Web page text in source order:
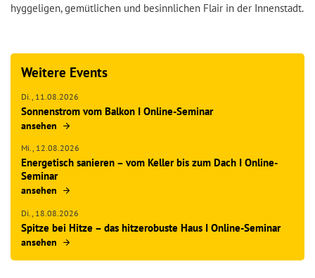
hyggeligen, gemütlichen und besinnlichen Flair in der Innenstadt.
Weitere Events
Di., 11.08.2026
Sonnenstrom vom Balkon I Online-Seminar
ansehen
Mi., 12.08.2026
Energetisch sanieren – vom Keller bis zum Dach I Online-
Seminar
ansehen
Di., 18.08.2026
Spitze bei Hitze – das hitzerobuste Haus I Online-Seminar
ansehen